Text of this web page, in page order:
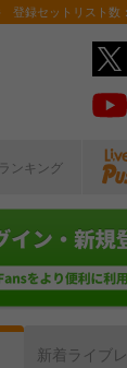
登録セットリスト数
ランキング
新着ライブ